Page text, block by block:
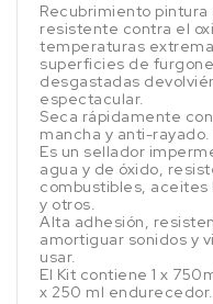
Recubrimiento
resistente contra el
temperaturas
superficies de
desgastadas
espectacular.
Seca rápidamente
mancha y anti-
Es un sellador
agua y de óxido,
combustibles, aceites
y otros.
Alta adhesión,
amortiguar sonidos y
usar.
El Kit contiene 1 x
x 250 ml endurecedor.